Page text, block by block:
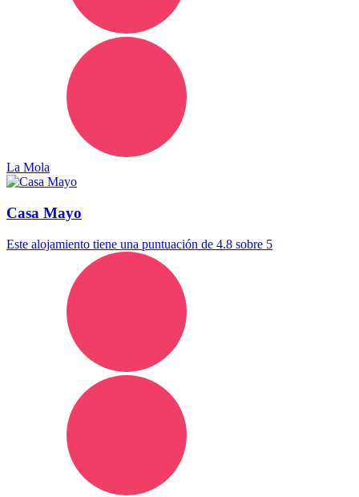
La Mola
Casa Mayo
Este alojamiento tiene una puntuación de 4.8 sobre 5